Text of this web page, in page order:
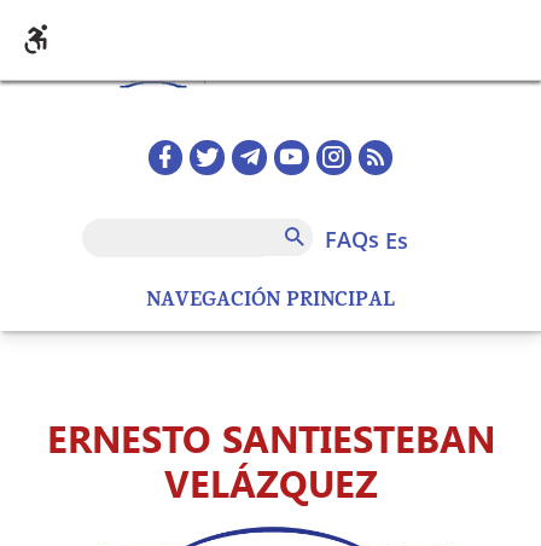
NAVEGACIÓN PRINCIPAL
Redes sociales home
FAQs
FAQs es
ERNESTO SANTIESTEBAN
VELÁZQUEZ